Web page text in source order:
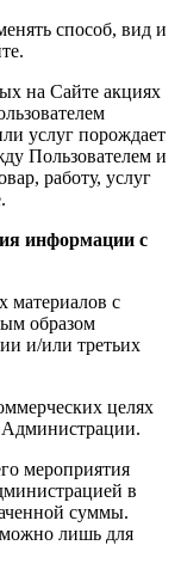
способ, вид и
на Сайте акциях
услуг порождает
Пользователем и
работу, услуг
информации с
материалов с
образом
и/или третьих
целях
Администрации.
мероприятия
в
суммы.
лишь для